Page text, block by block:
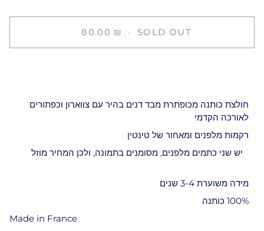
SOLD OUT
•
80.00 ₪
חולצת כותנה מכופתרת מבד דנים בהיר עם צווארון וכפתורים
לאורכה הקדמי
רקמות מלפנים ומאחור של טינטין
יש שני כתמים מלפנים, מסומנים בתמונה, ולכן המחיר מוזל
מידה משוערת 3-4 שנים
100% כותנה
Made in France